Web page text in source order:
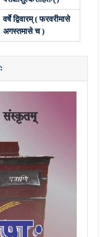
वर्षे द्विवारम् ( फरवरीमासे
अगस्तमासे च )